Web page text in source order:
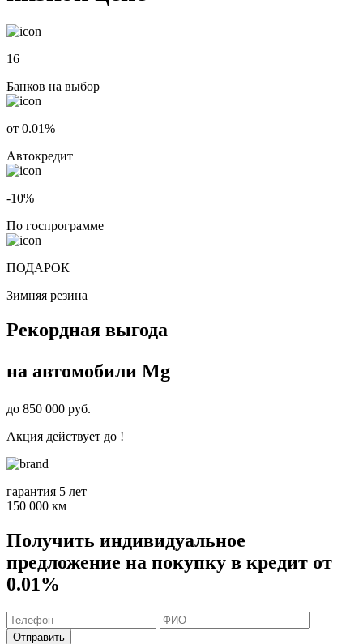
16
Банков на выбор
от 0.01%
Автокредит
-10%
По госпрограмме
ПОДАРОК
Зимняя резина
Рекордная выгода
на автомобили Mg
до 850 000 руб.
Акция действует до !
гарантия 5 лет
150 000 км
Получить индивидуальное
предложение на покупку в кредит от
0.01%
Отправить